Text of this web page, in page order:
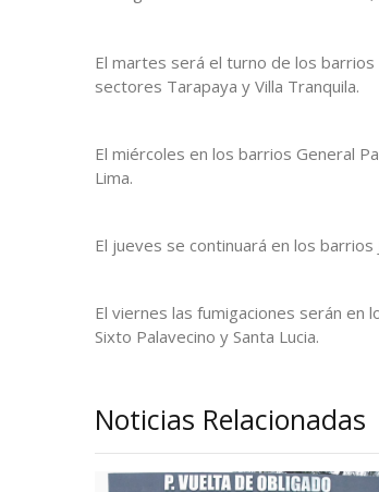
El martes será el turno de los barrios
sectores Tarapaya y Villa Tranquila.
El miércoles en los barrios General
Lima.
El jueves se continuará en los barrios
El viernes las fumigaciones serán en
Sixto Palavecino y Santa Lucia.
Noticias Relacionadas